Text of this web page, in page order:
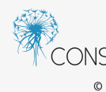
©